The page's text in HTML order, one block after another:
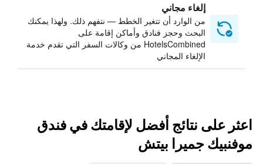
إلغاء مجاني
من الوارد أن تتغير الخطط — نتفهم ذلك. ولهذا يمكنك
البحث وحجز فنادق وأماكن إقامة على
HotelsCombined من وكالات السفر التي تقدم خدمة
الإلغاء المجاني
اعثر على نتائج أفضل لإقامتك في فندق
موفنبيك جميرا بيتش